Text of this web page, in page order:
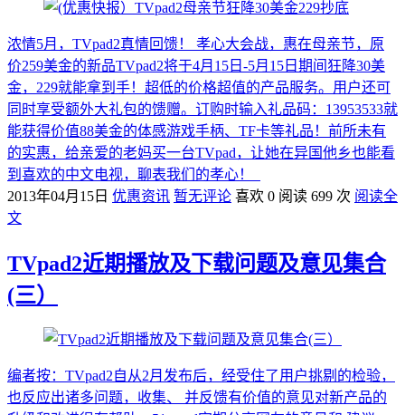
浓情5月，TVpad2真情回馈！ 孝心大会战，惠在母亲节，原
价259美金的新品TVpad2将于4月15日-5月15日期间狂降30美
金，229就能拿到手！超低的价格超值的产品服务。用户还可
同时享受额外大礼包的馈赠。订购时输入礼品码：13953533就
能获得价值88美金的体感游戏手柄、TF卡等礼品！前所未有
的实惠，给亲爱的老妈买一台TVpad，让她在异国他乡也能看
到喜欢的中文电视，聊表我们的孝心！
2013年04月15日 优惠资讯 暂无评论 喜欢 0 阅读 699 次 阅读全
文
TVpad2近期播放及下载问题及意见集合
(三）
编者按：TVpad2自从2月发布后，经受住了用户挑剔的检验，
也反应出诸多问题，收集、 并反馈有价值的意见对新产品的